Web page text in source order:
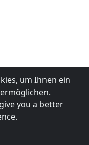
um Ihnen ein
you a better